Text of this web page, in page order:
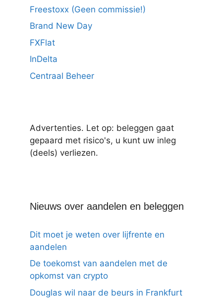
Freestoxx (Geen commissie!)
Brand New Day
FXFlat
InDelta
Centraal Beheer
Advertenties. Let op: beleggen gaat
gepaard met risico's, u kunt uw inleg
(deels) verliezen.
Nieuws over aandelen en beleggen
Dit moet je weten over lijfrente en
aandelen
De toekomst van aandelen met de
opkomst van crypto
Douglas wil naar de beurs in Frankfurt